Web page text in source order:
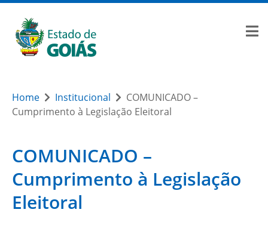
Home Institucional
COMUNICADO –
Cumprimento à Legislação Eleitoral
COMUNICADO –
Cumprimento à Legislação
Eleitoral